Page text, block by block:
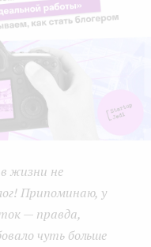
жизни не
Припоминаю, у
— правда,
чуть больше